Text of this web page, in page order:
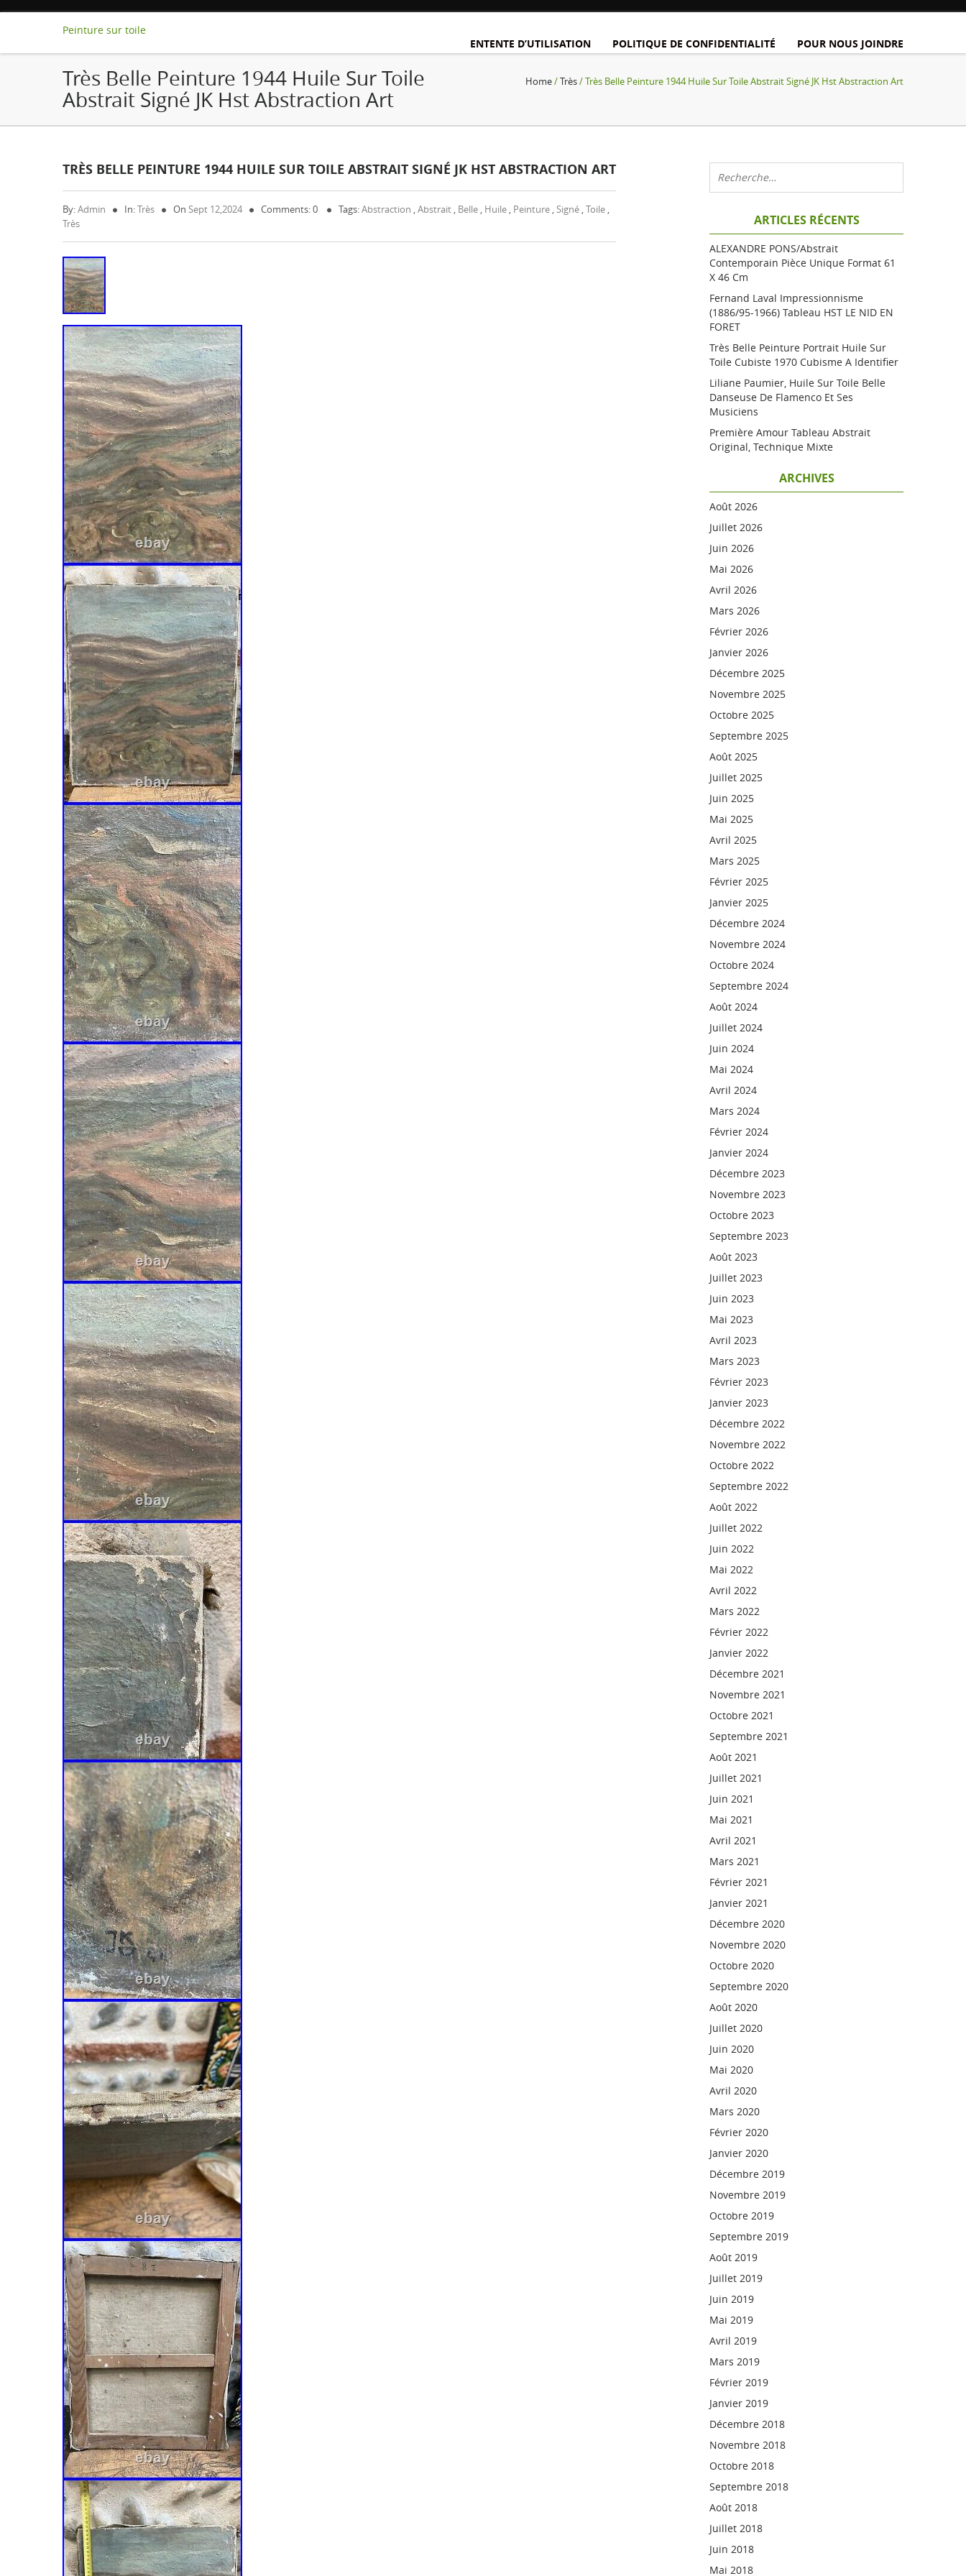
Peinture sur toile
ENTENTE D’UTILISATION
POLITIQUE DE CONFIDENTIALITÉ POUR NOUS JOINDRE
Très Belle Peinture 1944 Huile Sur Toile
Abstrait Signé JK Hst Abstraction Art
Home/Très/ Très Belle Peinture 1944 Huile Sur Toile Abstrait Signé JK Hst Abstraction Art
TRÈS BELLE PEINTURE 1944 HUILE SUR TOILE ABSTRAIT SIGNÉ JK HST ABSTRACTION ART
By:Admin In:Très On Sept 12,2024 Comments: 0 Tags:Abstraction ,Abstrait , Belle , Huile , Peinture ,Signé ,Toile ,
Très
ARTICLES RÉCENTS
ALEXANDRE PONS/Abstrait
Contemporain Pièce Unique Format 61
X 46 Cm
Fernand Laval Impressionnisme
(1886/95-1966) Tableau HST LE NID EN
FORET
Très Belle Peinture Portrait Huile Sur
Toile Cubiste 1970 Cubisme A Identifier
Liliane Paumier, Huile Sur Toile Belle
Danseuse De Flamenco Et Ses
Musiciens
Première Amour Tableau Abstrait
Original, Technique Mixte
ARCHIVES
Août 2026
Juillet 2026
Juin 2026
Mai 2026
Avril 2026
Mars 2026
Février 2026
Janvier 2026
Décembre 2025
Novembre 2025
Octobre 2025
Septembre 2025
Août 2025
Juillet 2025
Juin 2025
Mai 2025
Avril 2025
Mars 2025
Février 2025
Janvier 2025
Décembre 2024
Novembre 2024
Octobre 2024
Septembre 2024
Août 2024
Juillet 2024
Juin 2024
Mai 2024
Avril 2024
Mars 2024
Février 2024
Janvier 2024
Décembre 2023
Novembre 2023
Octobre 2023
Septembre 2023
Août 2023
Juillet 2023
Juin 2023
Mai 2023
Avril 2023
Mars 2023
Février 2023
Janvier 2023
Décembre 2022
Novembre 2022
Octobre 2022
Septembre 2022
Août 2022
Juillet 2022
Juin 2022
Mai 2022
Avril 2022
Mars 2022
Février 2022
Janvier 2022
Décembre 2021
Novembre 2021
Octobre 2021
Septembre 2021
Août 2021
Juillet 2021
Juin 2021
Mai 2021
Avril 2021
Mars 2021
Février 2021
Janvier 2021
Décembre 2020
Novembre 2020
Octobre 2020
Septembre 2020
Août 2020
Juillet 2020
Juin 2020
Mai 2020
Avril 2020
Mars 2020
Février 2020
Janvier 2020
Décembre 2019
Novembre 2019
Octobre 2019
Septembre 2019
Août 2019
Juillet 2019
Juin 2019
Mai 2019
Avril 2019
Mars 2019
Février 2019
Janvier 2019
Décembre 2018
Novembre 2018
Octobre 2018
Septembre 2018
Août 2018
Juillet 2018
Juin 2018
Mai 2018